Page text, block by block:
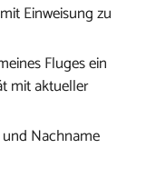
Einweisung zu
Fluges ein
mit aktueller
Nachname